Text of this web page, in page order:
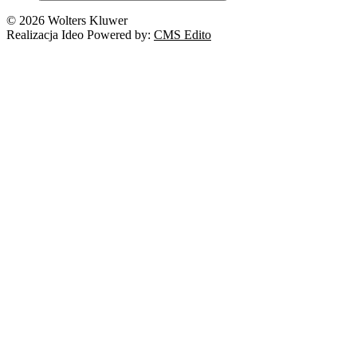
© 2026 Wolters Kluwer
Realizacja Ideo Powered by: CMS Edito